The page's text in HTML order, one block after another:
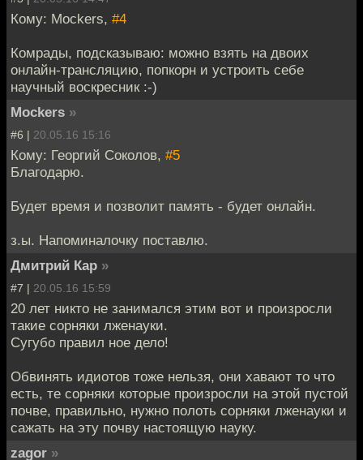
Кому: Mockers, #4
Комрады, подсказываю: можно взять на двоих
онлайн-трансляцию, попкорн и устроить себе
научный воскресник :-)
Mockers »
#6 | 20.05.16 15:16
Кому: Георгий Соколов, #5
Благодарю.
Будет время и позволит память - будет онлайн.
з.ы. Напоминалочку поставлю.
Дмитрий Кар »
#7 | 20.05.16 15:59
20 лет никто не занимался этим вот и произросли
такие сорняки лженауки.
Сугубо правил ное дело!
Обвинять идиотов тоже нельзя, они хавают то что
есть, те сорняки которые произросли на этой пустой
почве, правильно, нужно полоть сорняки лженауки и
сажать на эту почву настоящую науку.
zagor »